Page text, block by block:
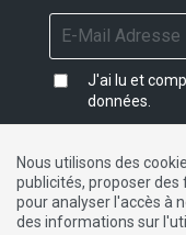
J'ai lu et
données.
Impressum|
Nous utilisons des
publicités, proposer
pour analyser l'accès à
des informations sur